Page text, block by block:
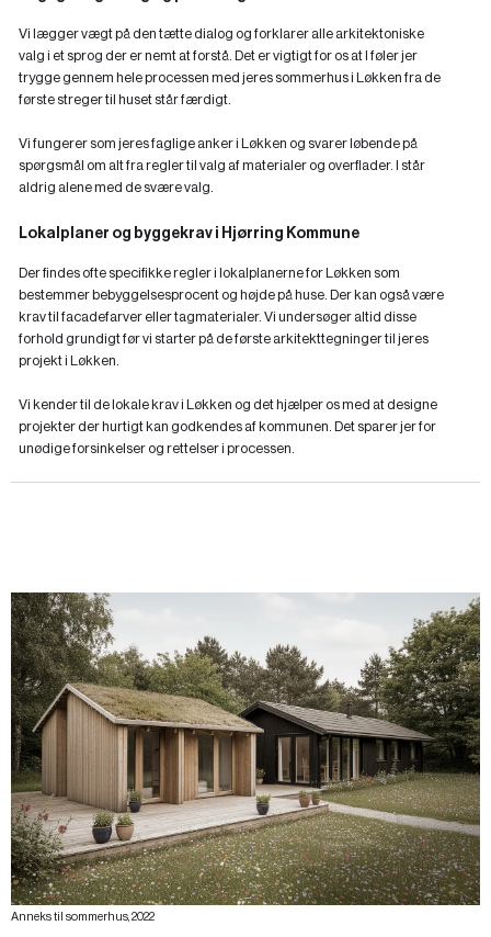
Vi lægger vægt på den tætte dialog og forklarer alle arkitektoniske
valg i et sprog der er nemt at forstå. Det er vigtigt for os at I føler jer
trygge gennem hele processen med jeres sommerhus i Løkken fra de
første streger til huset står færdigt.
Vi fungerer som jeres faglige anker i Løkken og svarer løbende på
spørgsmål om alt fra regler til valg af materialer og overflader. I står
aldrig alene med de svære valg.
Lokalplaner og byggekrav i Hjørring Kommune
Der findes ofte specifikke regler i lokalplanerne for Løkken som
bestemmer bebyggelsesprocent og højde på huse. Der kan også være
krav til facadefarver eller tagmaterialer. Vi undersøger altid disse
forhold grundigt før vi starter på de første arkitekttegninger til jeres
projekt i Løkken.
Vi kender til de lokale krav i Løkken og det hjælper os med at designe
projekter der hurtigt kan godkendes af kommunen. Det sparer jer for
unødige forsinkelser og rettelser i processen.
Anneks til sommerhus, 2022